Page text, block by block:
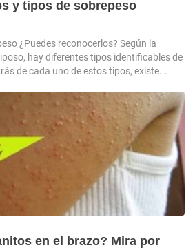
y tipos de sobrepeso
¿Puedes reconocerlos? Según la
hay diferentes tipos identificables de
de cada uno de estos tipos, existe...
en el brazo? Mira por